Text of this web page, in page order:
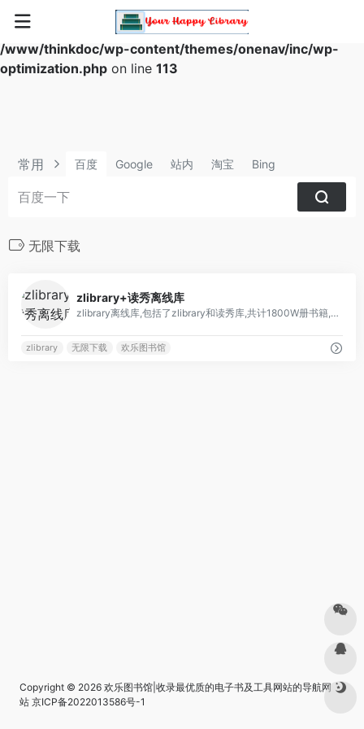
Warning
: Array to string conversion in
/www/thinkdoc/wp-content/themes/onenav/inc/wp-
optimization.php on line 113
常用 百度 Google 站内 淘宝 Bing
无限下载
zlibrary+读秀离线库
zlibrary离线库,包括了zlibrary和读秀库,共计1800W册书籍,无限免费下载
zlibrary 无限下载 欢乐图书馆
Copyright © 2026 欢乐图书馆|收录最优质的电子书及工具网站的导航网
站 京ICP备2022013586号-1